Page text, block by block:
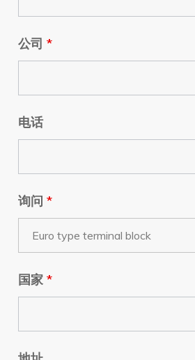
公司 *
电话
询问 *
国家 *